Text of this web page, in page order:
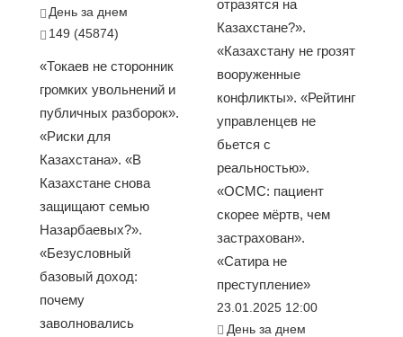
День за днем
149 (45874)
«Токаев не сторонник
громких увольнений и
публичных разборок».
«Риски для
Казахстана». «В
Казахстане снова
защищают семью
Назарбаевых?».
«Безусловный
базовый доход:
почему
заволновались
отразятся на
Казахстане?».
«Казахстану не грозят
вооруженные
конфликты». «Рейтинг
управленцев не
бьется с
реальностью».
«ОСМС: пациент
скорее мёртв, чем
застрахован».
«Сатира не
преступление»
23.01.2025 12:00
День за днем